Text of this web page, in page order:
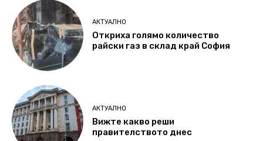
АКТУАЛНО
Откриха голямо количество
райски газ в склад край София
АКТУАЛНО
Вижте какво реши
правителството днес